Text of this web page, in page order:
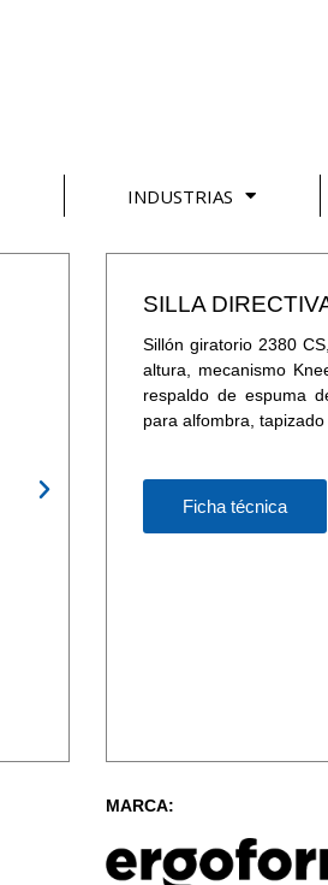
INDUSTRIAS
SILLA
Sillón giratorio 2380
altura, mecanismo
respaldo de espuma
para alfombra, tapizado
Ficha técnica
MARCA: